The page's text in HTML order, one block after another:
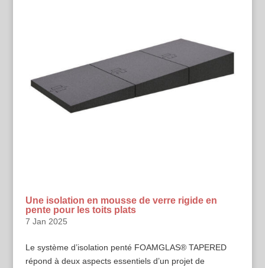
Une isolation en mousse de verre rigide en
pente pour les toits plats
7 Jan 2025
Le système d’isolation penté FOAMGLAS® TAPERED
répond à deux aspects essentiels d’un projet de